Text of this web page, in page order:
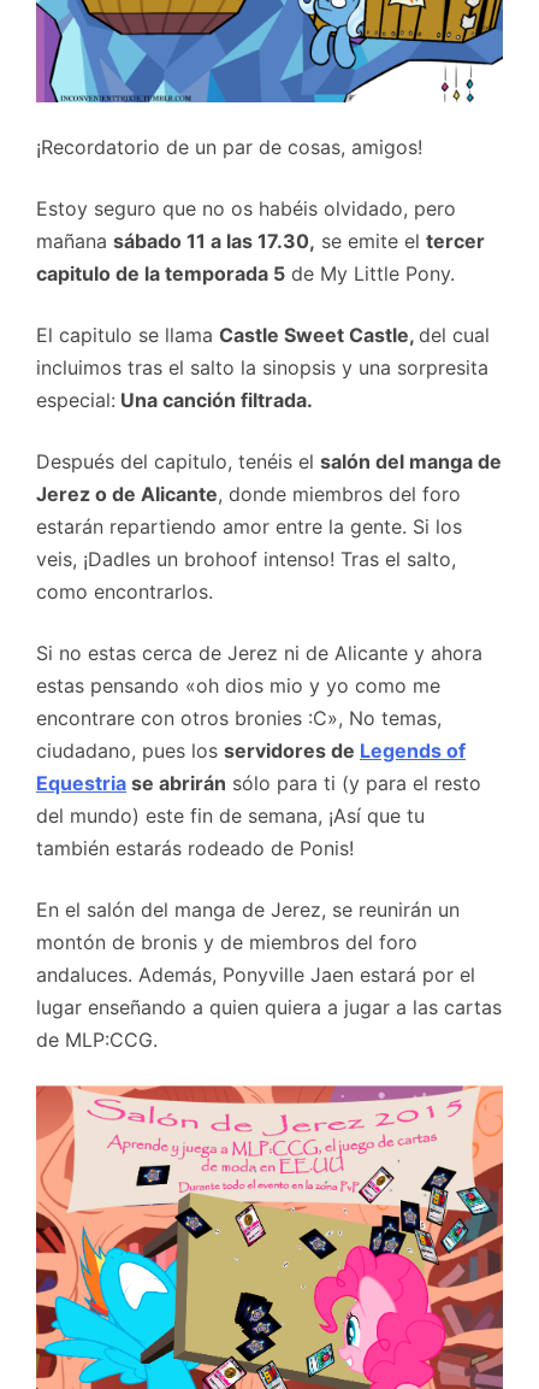
¡Recordatorio de un par de cosas, amigos!
Estoy seguro que no os habéis olvidado, pero
mañana sábado 11 a las 17.30, se emite el tercer
capitulo de la temporada 5 de My Little Pony.
El capitulo se llama Castle Sweet Castle, del cual
incluimos tras el salto la sinopsis y una sorpresita
especial: Una canción filtrada.
Después del capitulo, tenéis el salón del manga de
Jerez o de Alicante, donde miembros del foro
estarán repartiendo amor entre la gente. Si los
veis, ¡Dadles un brohoof intenso! Tras el salto,
como encontrarlos.
Si no estas cerca de Jerez ni de Alicante y ahora
estas pensando «oh dios mio y yo como me
encontrare con otros bronies :C», No temas,
ciudadano, pues los servidores de Legends of
Equestria se abrirán sólo para ti (y para el resto
del mundo) este fin de semana, ¡Así que tu
también estarás rodeado de Ponis!
En el salón del manga de Jerez, se reunirán un
montón de bronis y de miembros del foro
andaluces. Además, Ponyville Jaen estará por el
lugar enseñando a quien quiera a jugar a las cartas
de MLP:CCG.